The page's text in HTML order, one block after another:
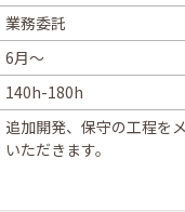
業務委託
6月～
140h-180h
追加開発、保守の工程を
いただきます。